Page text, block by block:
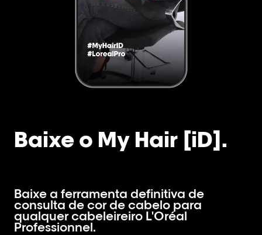
Baixe o My Hair [iD].
Baixe a ferramenta definitiva de
consulta de cor de cabelo para
qualquer cabeleireiro L'Oréal
Professionnel.